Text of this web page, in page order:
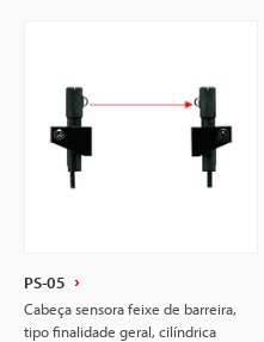
PS-05
Cabeça sensora feixe de barreira,
tipo finalidade geral, cilíndrica